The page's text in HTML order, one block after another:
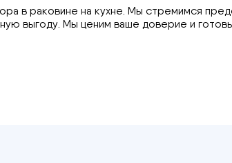
в раковине на кухне. Мы стремимся
выгоду. Мы ценим ваше доверие и